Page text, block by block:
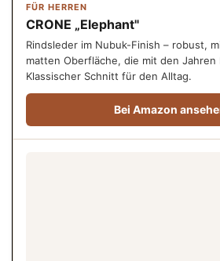
FÜR HERREN
CRONE „Elephant"
Rindsleder im Nubuk-Finish – robust,
matten Oberfläche, die mit den Jahren
Klassischer Schnitt für den Alltag.
Bei Amazon